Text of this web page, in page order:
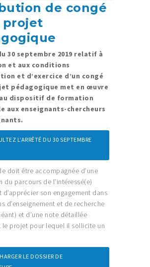
de congé
projet
30 septembre 2019 relatif à
et aux conditions
et d’exercice d’un congé
pédagogique met en œuvre
dispositif de formation
aux enseignants-chercheurs
L’ARRÊTÉ DU 30 SEPTEMBRE
doit être accompagnée d’une
du parcours de l’intéressé(e)
d’apprécier son engagement dans
d’enseignement et de recherche
et d’une note détaillée
le projet pour lequel il sollicite un
LE DOSSIER DE